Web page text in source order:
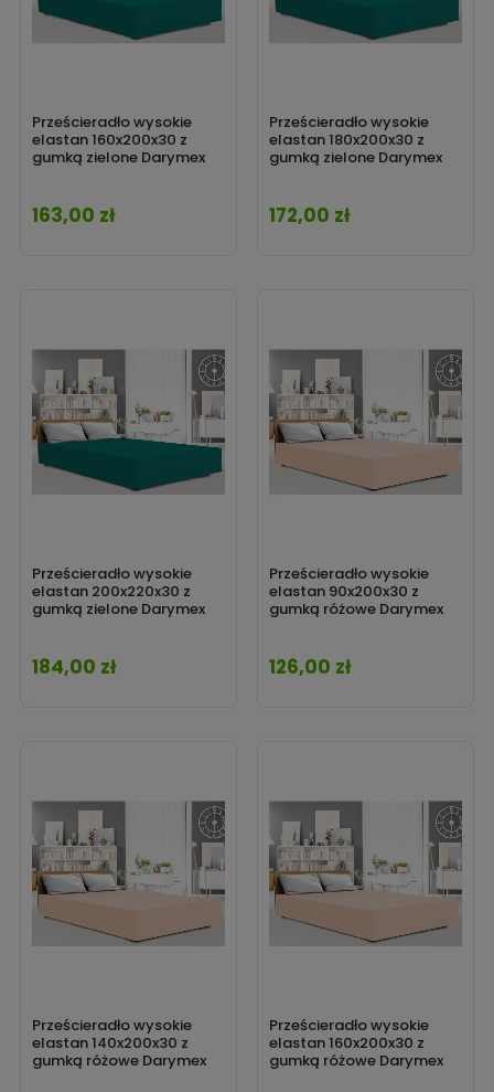
Prześcieradło wysokie
elastan 160x200x30 z
gumką zielone Darymex
Cena
163,00 zł
Prześcieradło wysokie
elastan 180x200x30 z
gumką zielone Darymex
Cena
172,00 zł
Prześcieradło wysokie
elastan 200x220x30 z
gumką zielone Darymex
Cena
184,00 zł
Prześcieradło wysokie
elastan 90x200x30 z
gumką różowe Darymex
Cena
126,00 zł
Prześcieradło wysokie
elastan 140x200x30 z
gumką różowe Darymex
Prześcieradło wysokie
elastan 160x200x30 z
gumką różowe Darymex